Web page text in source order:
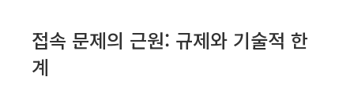
접속 문제의 근원: 규제와 기술적 한
계